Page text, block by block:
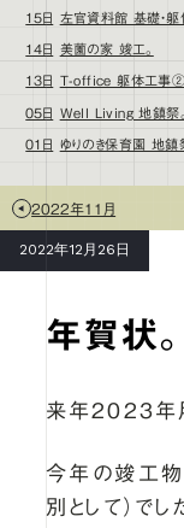
15日 左官資料館 基礎・躯
14日 美薗の家 竣工。
13日 T-office 躯体工事②
05日 Well Living 地鎮祭。
01日 ゆりのき保育園 地鎮
2022年11月
2022年12月26日
年賀状。
来年2023年
今年の竣工物
別として）で